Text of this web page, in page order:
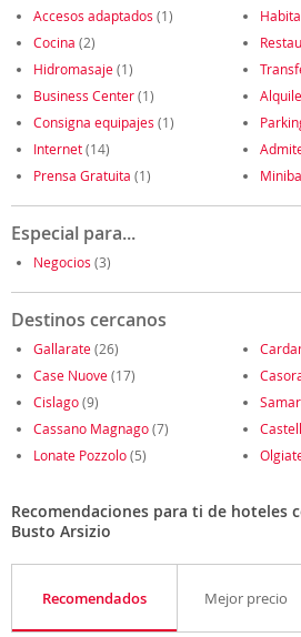
Accesos adaptados (1)
Cocina (2)
Hidromasaje(1)
Business Center(1)
Consigna equipajes (1)
Internet(14)
Prensa Gratuita (1)
Especial para...
Negocios (3)
Destinos cercanos
Gallarate(26)
Case Nuove(17)
Cislago(9)
Cassano Magnago(7)
Lonate Pozzolo(5)
Recomendaciones para ti de hoteles
Busto Arsizio
Recomendados Mejor precio